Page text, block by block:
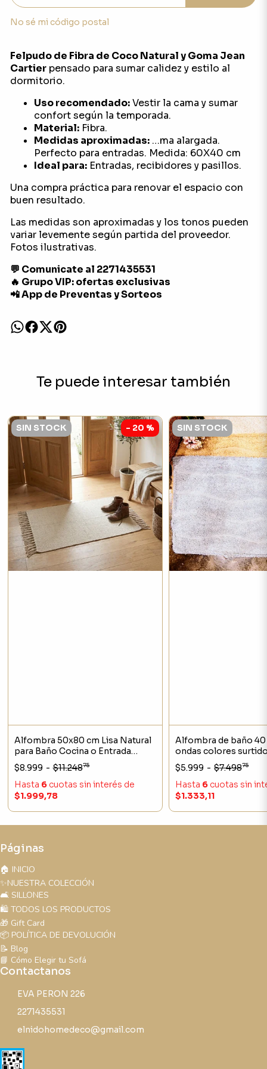
No sé mi código postal
Felpudo de Fibra de Coco Natural y Goma Jean
Cartierpensado para sumar calidez y estilo al
dormitorio.
Uso recomendado:Vestir la cama y sumar
confort según la temporada.
Material:Fibra.
Medidas aproximadas:…ma alargada.
Perfecto para entradas. Medida: 60X40 cm
Ideal para:Entradas, recibidores y pasillos.
Una compra práctica para renovar el espacio con
buen resultado.
Las medidas son aproximadas y los tonos pueden
variar levemente según partida del proveedor.
Fotos ilustrativas.
💬 Comunicate al 2271435531
🔥 Grupo VIP: ofertas exclusivas
📲 App de Preventas y Sorteos
Te puede interesar también
SIN STOCK - 20 %
Alfombra 50x80 cm Lisa Natural
para Baño Cocina o Entrada
Estilo Nórdico
$8.999 - $11.24875
Hasta 6cuotas sin interés de
$1.999,78
SIN STOCK
Alfombra de baño 40
ondas colores
$5.999 - $7.49875
Hasta 6 cuotas sin
$1.333,11
Páginas
🏠 INICIO
✨NUESTRA COLECCIÓN
🛋️ SILLONES
🛍️ TODOS LOS PRODUCTOS
🎁 Gift Card
📦 POLÍTICA DE DEVOLUCIÓN
📝 Blog
📘 Cómo Elegir tu Sofá
Contactanos
EVA PERON 226
2271435531
elnidohomedeco@gmail.com